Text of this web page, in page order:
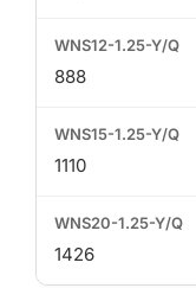
888
1110
1426